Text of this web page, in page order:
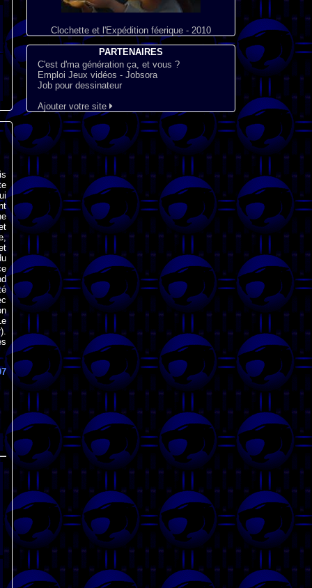
Clochette et l'Expédition féerique - 2010
PARTENAIRES
C'est d'ma génération ça, et vous ?
Emploi Jeux vidéos - Jobsora
Job pour dessinateur
Ajouter votre site